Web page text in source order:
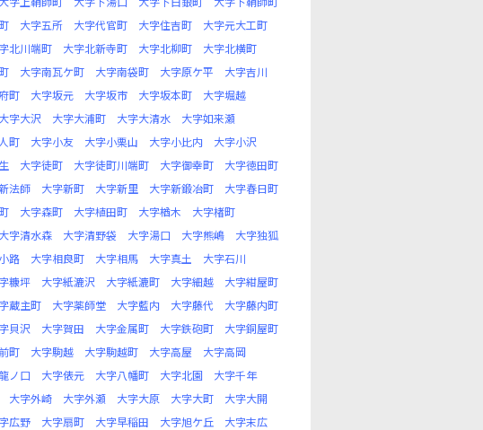
大字五所 大字代官町 大字住吉町
大字元大工町
北川端町 大字北新寺町 大字北柳町
大字北横町
大字南瓦ケ町 大字南袋町 大字原ケ平
大字吉川
町 大字坂元 大字坂市 大字坂本町
大字堀越
大字大沢 大字大浦町 大字大清水
大字如来瀬
町 大字小友 大字小栗山 大字小比内
大字小沢
大字徒町 大字徒町川端町 大字御幸町
大字徳田町
法師 大字新町 大字新里 大字新鍛冶町
大字春日町
大字森町 大字植田町 大字楢木
大字楮町
大字清水森 大字清野袋 大字湯口 大字熊嶋
大字独狐
路 大字相良町 大字相馬 大字真土
大字石川
糠坪 大字紙漉沢 大字紙漉町 大字細越
大字紺屋町
蔵主町 大字薬師堂 大字藍内 大字藤代
大字藤内町
貝沢 大字賀田 大字金属町 大字鉄砲町
大字銅屋町
町 大字駒越 大字駒越町 大字高屋
大字高岡
ノ口 大字俵元 大字八幡町 大字北園
大字千年
大字外崎 大字外瀬 大字大原 大字大町
大字大開
広野 大字扇町 大字早稲田 大字旭ケ丘
大字末広